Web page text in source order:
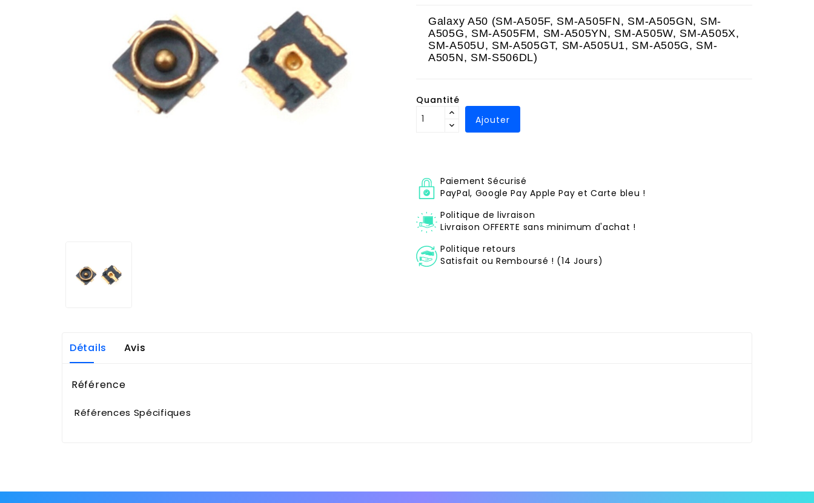
Galaxy A50 (SM-A505F, SM-A505FN, SM-A505GN, SM-
A505G, SM-A505FM, SM-A505YN, SM-A505W, SM-A505X,
SM-A505U, SM-A505GT, SM-A505U1, SM-A505G, SM-
A505N, SM-S506DL)
Quantité
Ajouter
Paiement Sécurisé
PayPal, Google Pay Apple Pay et Carte bleu !
Politique de livraison
Livraison OFFERTE sans minimum d'achat !
Politique retours
Satisfait ou Remboursé ! (14 Jours)
Détails Avis
Référence
Références Spécifiques